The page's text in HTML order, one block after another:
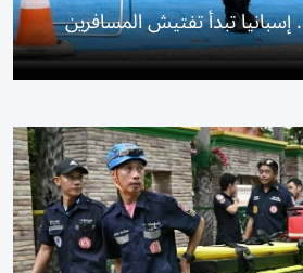
تبدأ تفتيش المسافرين